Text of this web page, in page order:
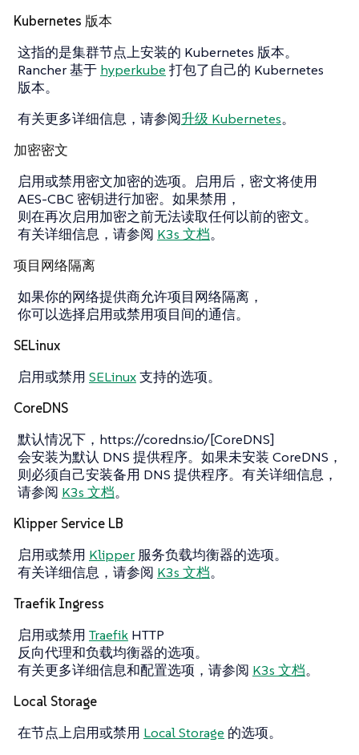
Kubernetes 版本
这指的是集群节点上安装的 Kubernetes 版本。
Rancher 基于 hyperkube 打包了自己的 Kubernetes
版本。
有关更多详细信息，请参阅升级 Kubernetes。
加密密文
启用或禁用密文加密的选项。启用后，密文将使用
AES-CBC 密钥进行加密。如果禁用，
则在再次启用加密之前无法读取任何以前的密文。
有关详细信息，请参阅 K3s 文档。
项目网络隔离
如果你的网络提供商允许项目网络隔离，
你可以选择启用或禁用项目间的通信。
SELinux
启用或禁用 SELinux支持的选项。
CoreDNS
默认情况下，https://coredns.io/[CoreDNS]
会安装为默认 DNS 提供程序。如果未安装 CoreDNS，
则必须自己安装备用 DNS 提供程序。有关详细信息，
请参阅 K3s 文档。
Klipper Service LB
启用或禁用 Klipper 服务负载均衡器的选项。
有关详细信息，请参阅 K3s 文档。
Traefik Ingress
启用或禁用 Traefik HTTP
反向代理和负载均衡器的选项。
有关更多详细信息和配置选项，请参阅 K3s 文档。
Local Storage
在节点上启用或禁用 Local Storage 的选项。